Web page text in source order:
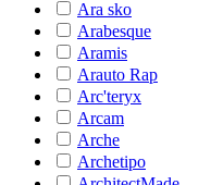
Ara sko
Arabesque
Aramis
Arauto Rap
Arc'teryx
Arcam
Arche
Archetipo